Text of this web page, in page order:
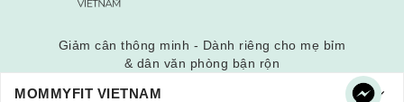
Giảm cân thông minh - Dành riêng cho mẹ bỉm
& dân văn phòng bận rộn
MOMMYFIT VIETNAM